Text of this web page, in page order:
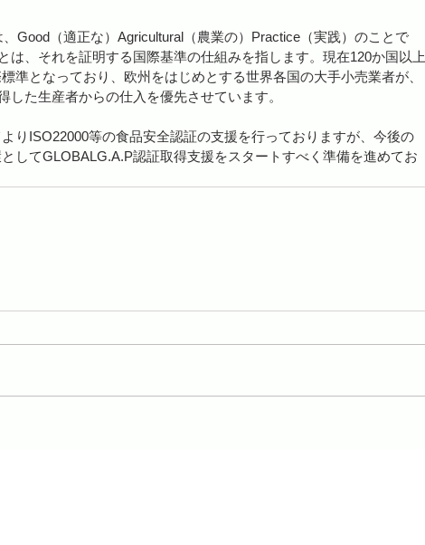
Good（適正な）Agricultural（農業の）Practice（実践）のことで
は、それを証明する国際基準の仕組みを指します。現在120か国以上
準となっており、欧州をはじめとする世界各国の大手小売業者が、
した生産者からの仕入を優先させています。
りISO22000等の食品安全認証の支援を行っておりますが、今後の
してGLOBALG.A.P認証取得支援をスタートすべく準備を進めてお